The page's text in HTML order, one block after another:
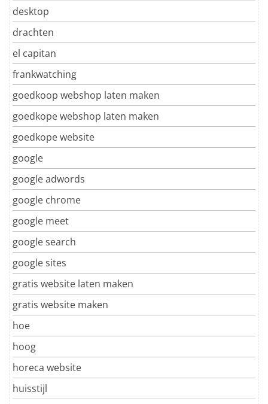
desktop
drachten
el capitan
frankwatching
goedkoop webshop laten maken
goedkope webshop laten maken
goedkope website
google
google adwords
google chrome
google meet
google search
google sites
gratis website laten maken
gratis website maken
hoe
hoog
horeca website
huisstijl